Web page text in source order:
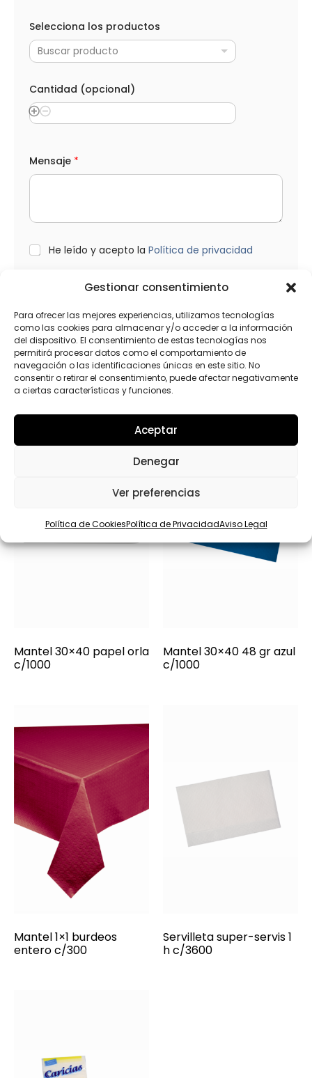
Gestionar consentimiento
Para ofrecer las mejores experiencias, utilizamos tecnologías
como las cookies para almacenar y/o acceder a la información
del dispositivo. El consentimiento de estas tecnologías nos
permitirá procesar datos como el comportamiento de
navegación o las identificaciones únicas en este sitio. No
consentir o retirar el consentimiento, puede afectar negativamente
a ciertas características y funciones.
Aceptar
Denegar
Ver preferencias
Política de CookiesPolítica de PrivacidadAviso Legal
e
c
r
n
c
o
r
e
e
s
a
Selecciona los productos
Buscar producto
Cantidad (opcional)
Mensaje *
L
He leído y acepto la Política de privacidad
Productos relacionados
Mantel 30×40 papel orla
c/1000
Mantel 30×40 48 gr azul
c/1000
Mantel 1×1 burdeos
entero c/300
Servilleta super-servis 1
h c/3600